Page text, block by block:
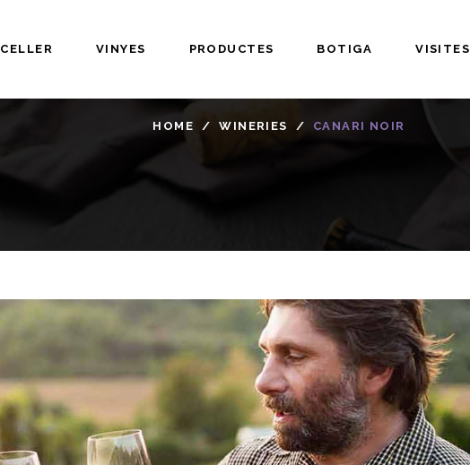
CELLER VINYES PRODUCTES BOTIGA VISITES
HOME /WINERIES / CANARI NOIR